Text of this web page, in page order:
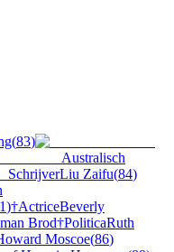
(83)
Australisch
SchrijverLiu Zaifu(84)
)†ActriceBeverly
Brod†PoliticaRuth
Moscoe(86)